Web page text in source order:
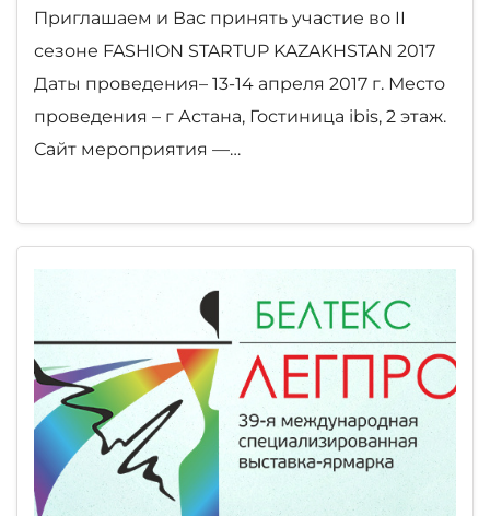
Приглашаем и Вас принять участие во II
сезоне FASHION STARTUP KAZAKHSTAN 2017
Даты проведения– 13-14 апреля 2017 г. Место
проведения – г Астана, Гостиница ibis, 2 этаж.
Сайт мероприятия —…